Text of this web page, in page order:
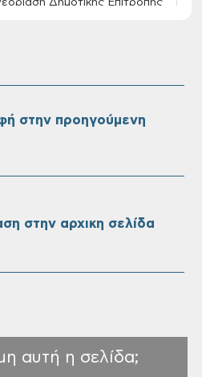
Δημοτικής Επιτροπής
του συστήματος
& Βαθμολογίας,
στην προηγούμενη
στην αρχικη σελίδα
αυτή η σελίδα;